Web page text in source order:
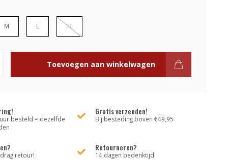
M L XL
Toevoegen aan winkelwagen
besteld = dezelfde
Gratis verzenden!
Bij besteding boven €49,95
retour!
Retourneren?
14 dagen bedenktijd